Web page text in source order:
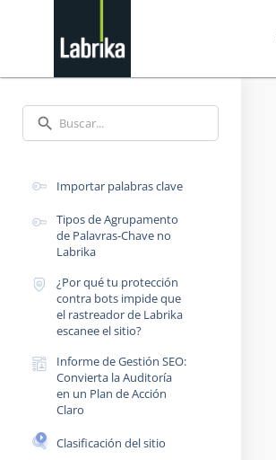
search
Importar palabras clave
Tipos de Agrupamento
de Palavras-Chave no
Labrika
¿Por qué tu protección
contra bots impide que
el rastreador de Labrika
escanee el sitio?
Informe de Gestión SEO:
Convierta la Auditoría
en un Plan de Acción
Claro
Clasificación del sitio